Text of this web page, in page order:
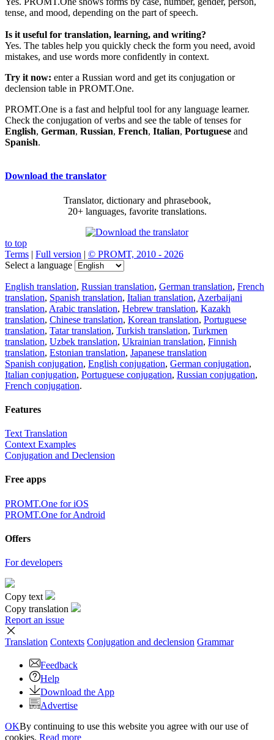
tense, and mood, depending on the part of speech.
Is it useful for translation, learning, and writing?
Yes. The tables help you quickly check the form you need, avoid
mistakes, and use words more confidently in context.
Try it now: enter a Russian word and get its conjugation or
declension table in PROMT.One.
PROMT.One is a fast and helpful tool for any language learner.
Check the conjugation of verbs and see the table of tenses for
English, German, Russian, French, Italian, Portuguese and
Spanish.
Download the translator
Translator, dictionary and phrasebook,
20+ languages, favorite translations.
to top
Terms | Full version | © PROMT, 2010 - 2026
Select a language
English translation, Russian translation, German translation, French
translation, Spanish translation, Italian translation, Azerbaijani
translation, Arabic translation, Hebrew translation, Kazakh
translation, Chinese translation, Korean translation, Portuguese
translation, Tatar translation, Turkish translation, Turkmen
translation, Uzbek translation, Ukrainian translation, Finnish
translation, Estonian translation, Japanese translation
Spanish conjugation, English conjugation, German conjugation,
Italian conjugation, Portuguese conjugation, Russian conjugation,
French conjugation.
Features
Text Translation
Context Examples
Conjugation and Declension
Free apps
PROMT.One for iOS
PROMT.One for Android
Offers
For developers
Copy text
Copy translation
Report an issue
Translation Contexts Conjugation and declension Grammar
Feedback
Help
Download the App
Advertise
OKBy continuing to use this website you agree with our use of
cookies. Read more